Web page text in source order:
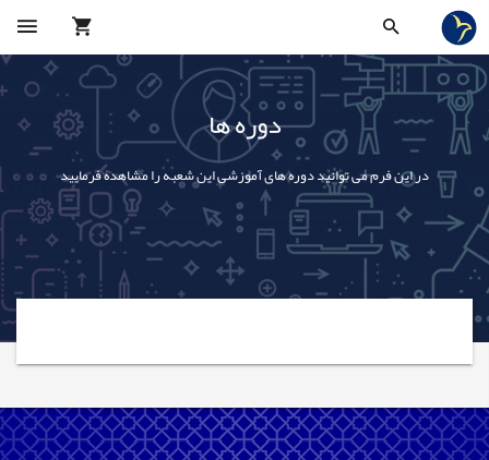
دوره ها
در این فرم می توانید دوره های آموزشی این شعبه را مشاهده فرمایید